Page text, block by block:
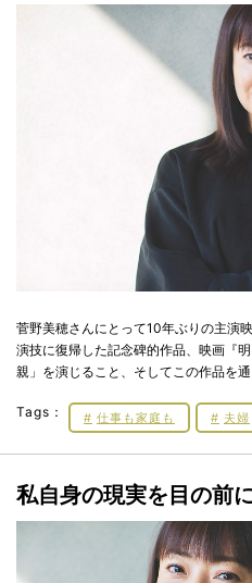
菅野美穂さんにとって10年ぶりの主演
演技に復帰した記念碑的作品、映画『
親」を演じること、そしてこの作品を通
Tags： 仕事も家庭も 夫婦
私自身の現実を目の前